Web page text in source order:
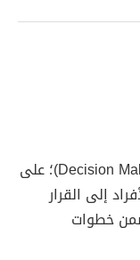
(بالإنجليزية:Decision Making)؛ على
إلى القرار
خطوات